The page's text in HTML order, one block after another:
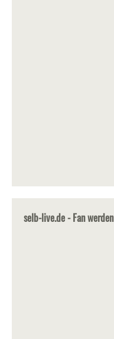
selb-live.de - Fan werden